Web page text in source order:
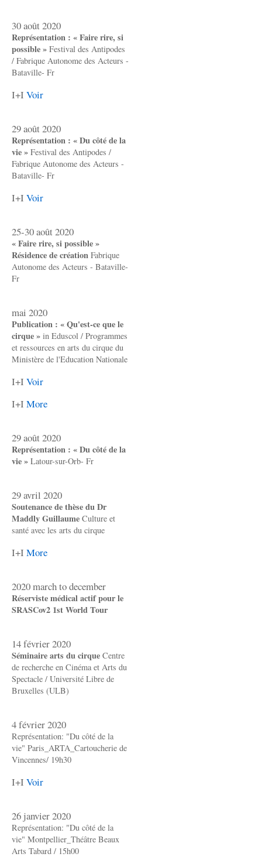
30 août 2020
Représentation : « Faire rire, si
possible » Festival des Antipodes
/ Fabrique Autonome des Acteurs -
Bataville- Fr
I+I Voir
29 août 2020
Représentation : « Du côté de la
vie » Festival des Antipodes /
Fabrique Autonome des Acteurs -
Bataville- Fr
I+I Voir
25-30 août 2020
« Faire rire, si possible »
Résidence de création Fabrique
Autonome des Acteurs - Bataville-
Fr
mai 2020
Publication : « Qu'est-ce que le
cirque » in Eduscol / Programmes
et ressources en arts du cirque du
Ministère de l'Education Nationale
I+I Voir
I+I More
29 août 2020
Représentation : « Du côté de la
vie » Latour-sur-Orb- Fr
29 avril 2020
Soutenance de thèse du Dr
Maddly Guillaume Culture et
santé avec les arts du cirque
I+I More
2020 march to december
Réserviste médical actif pour le
SRASCov2 1st World Tour
14 février 2020
Séminaire arts du cirque Centre
de recherche en Cinéma et Arts du
Spectacle / Université Libre de
Bruxelles (ULB)
4 février 2020
Représentation: "Du côté de la
vie" Paris_ARTA_Cartoucherie de
Vincennes/ 19h30
I+I Voir
26 janvier 2020
Représentation: "Du côté de la
vie" Montpellier_Théâtre Beaux
Arts Tabard / 15h00